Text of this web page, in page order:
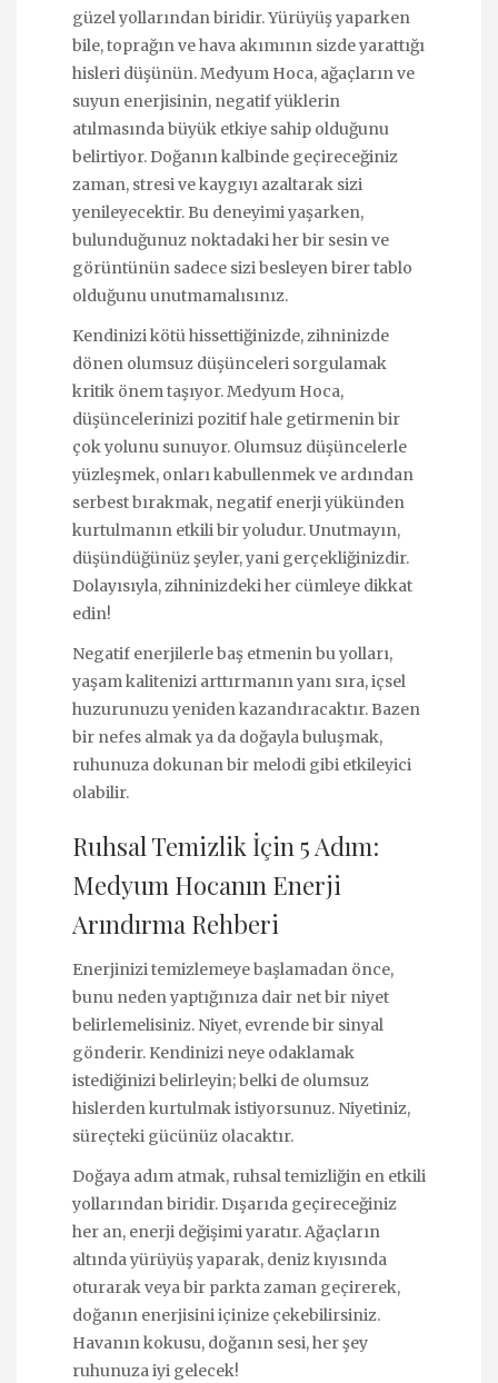
güzel yollarından biridir. Yürüyüş yaparken
bile, toprağın ve hava akımının sizde yarattığı
hisleri düşünün. Medyum Hoca, ağaçların ve
suyun enerjisinin, negatif yüklerin
atılmasında büyük etkiye sahip olduğunu
belirtiyor. Doğanın kalbinde geçireceğiniz
zaman, stresi ve kaygıyı azaltarak sizi
yenileyecektir. Bu deneyimi yaşarken,
bulunduğunuz noktadaki her bir sesin ve
görüntünün sadece sizi besleyen birer tablo
olduğunu unutmamalısınız.
Kendinizi kötü hissettiğinizde, zihninizde
dönen olumsuz düşünceleri sorgulamak
kritik önem taşıyor. Medyum Hoca,
düşüncelerinizi pozitif hale getirmenin bir
çok yolunu sunuyor. Olumsuz düşüncelerle
yüzleşmek, onları kabullenmek ve ardından
serbest bırakmak, negatif enerji yükünden
kurtulmanın etkili bir yoludur. Unutmayın,
düşündüğünüz şeyler, yani gerçekliğinizdir.
Dolayısıyla, zihninizdeki her cümleye dikkat
edin!
Negatif enerjilerle baş etmenin bu yolları,
yaşam kalitenizi arttırmanın yanı sıra, içsel
huzurunuzu yeniden kazandıracaktır. Bazen
bir nefes almak ya da doğayla buluşmak,
ruhunuza dokunan bir melodi gibi etkileyici
olabilir.
Ruhsal Temizlik İçin 5 Adım:
Medyum Hocanın Enerji
Arındırma Rehberi
Enerjinizi temizlemeye başlamadan önce,
bunu neden yaptığınıza dair net bir niyet
belirlemelisiniz. Niyet, evrende bir sinyal
gönderir. Kendinizi neye odaklamak
istediğinizi belirleyin; belki de olumsuz
hislerden kurtulmak istiyorsunuz. Niyetiniz,
süreçteki gücünüz olacaktır.
Doğaya adım atmak, ruhsal temizliğin en etkili
yollarından biridir. Dışarıda geçireceğiniz
her an, enerji değişimi yaratır. Ağaçların
altında yürüyüş yaparak, deniz kıyısında
oturarak veya bir parkta zaman geçirerek,
doğanın enerjisini içinize çekebilirsiniz.
Havanın kokusu, doğanın sesi, her şey
ruhunuza iyi gelecek!